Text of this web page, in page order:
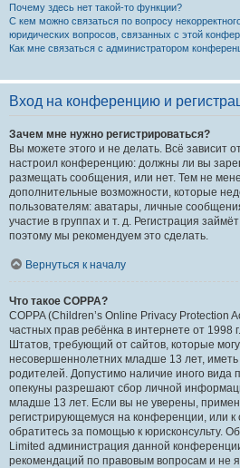
Почему здесь нет такой-то функции?
С кем можно связаться по вопросу
юридических вопросов, связанных с этой
Как мне связаться с администратором
Вход на конференцию и
Зачем мне нужно регистрироваться?
Вы можете этого и не делать. Всё зависит
настроил конференцию: должны ли вы
размещать сообщения, или нет. Тем не
дополнительные возможности, которые
пользователям: аватары, личные
участие в группах и т. д. Регистрация
поэтому мы рекомендуем это сделать.
Вернуться к началу
Что такое COPPA?
COPPA (Children’s Online Privacy Protection
частных прав ребёнка в интернете от
Штатов, требующий от сайтов, которые
несовершеннолетних младше 13 лет, иметь
родителей. Допустимо наличие иного вида
опекуны разрешают сбор личной
младше 13 лет. Если вы не уверены,
регистрирующемуся на конференции, или
обратитесь за помощью к юрисконсульту.
Limited администрация данной
рекомендаций по правовым вопросам и не